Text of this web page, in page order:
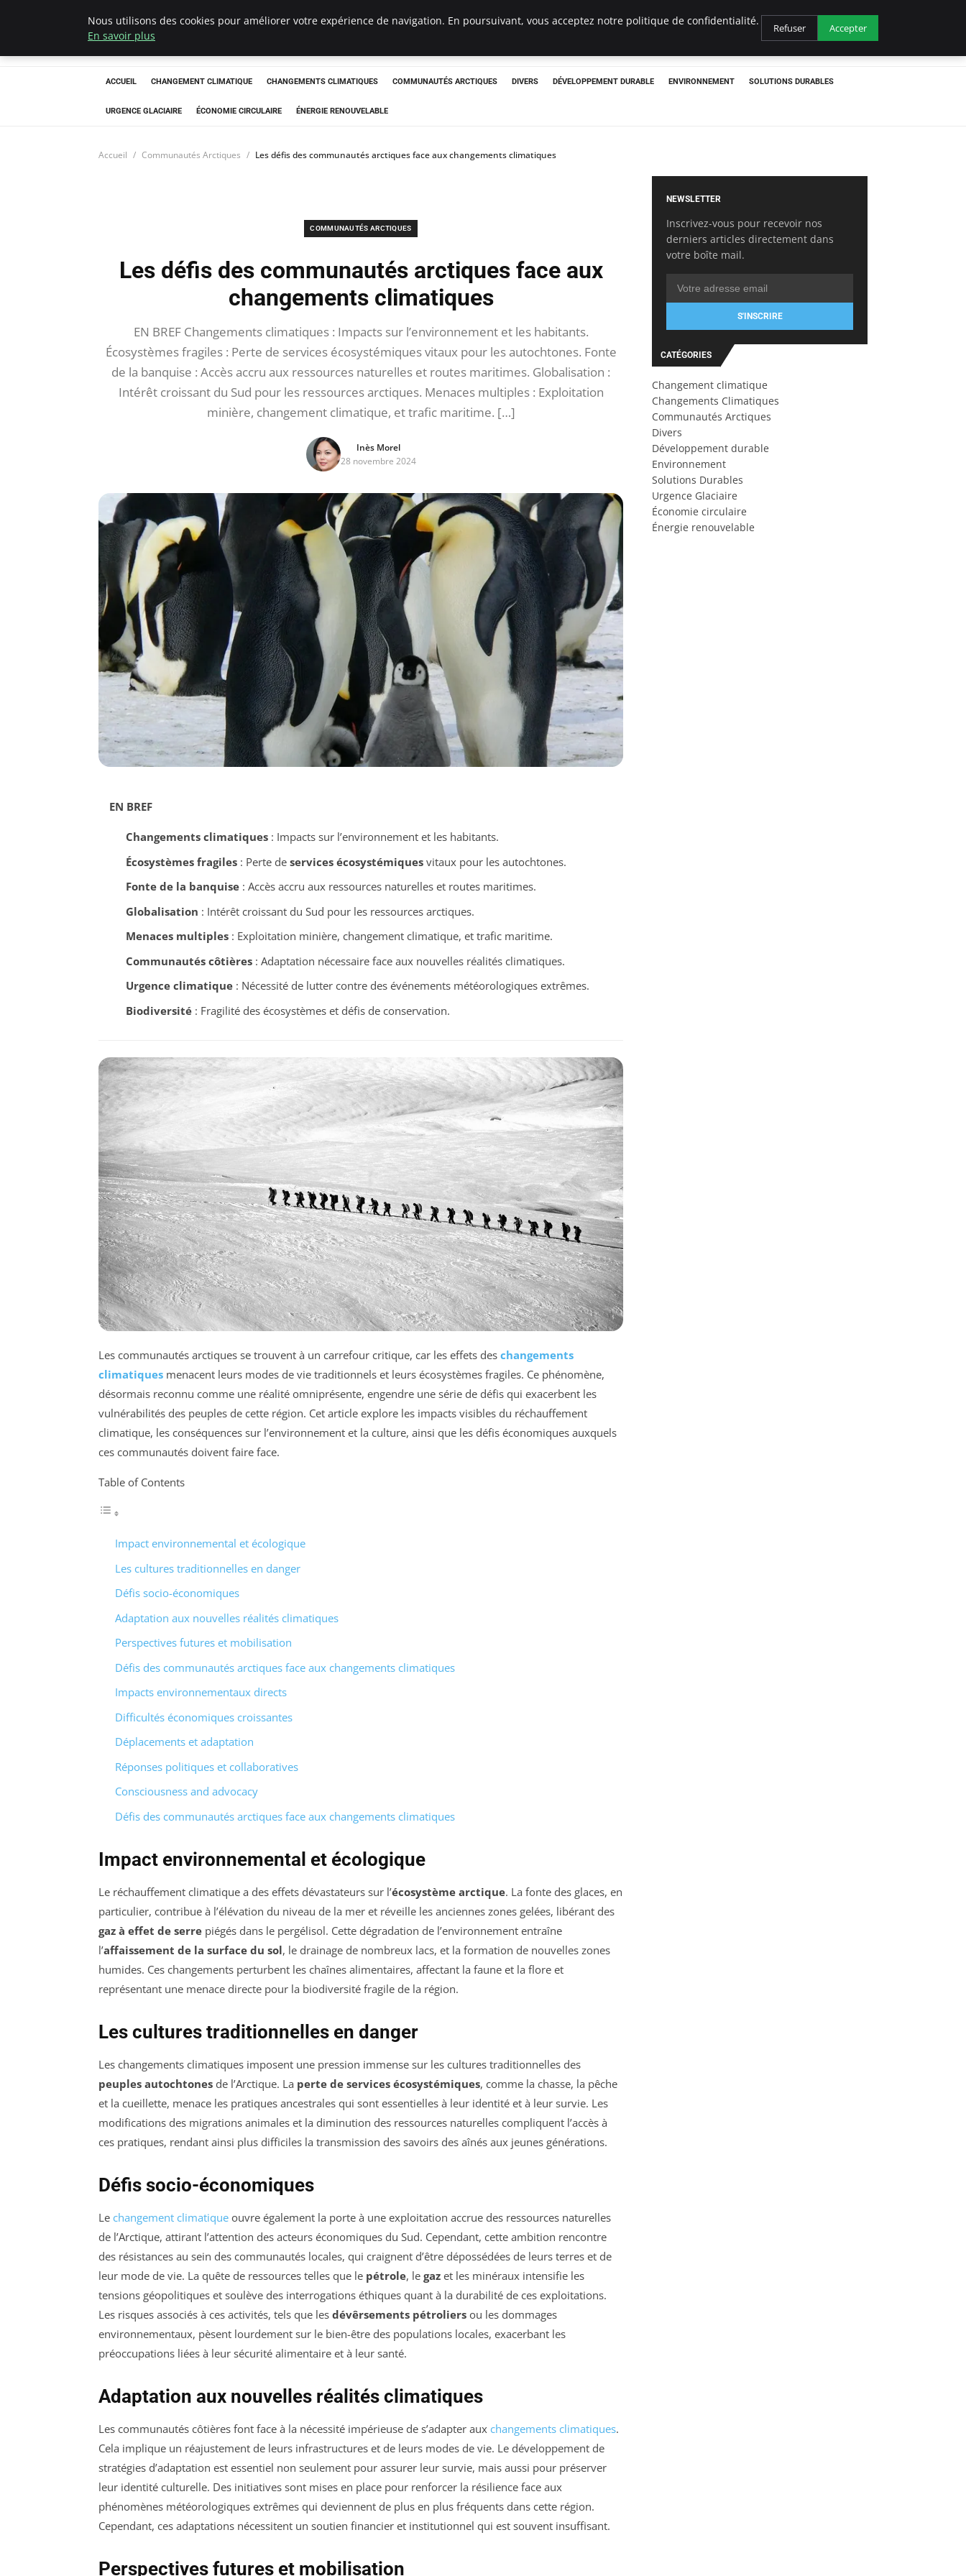
Arcticclimateemergency
ACCUEIL CHANGEMENT CLIMATIQUE CHANGEMENTS CLIMATIQUES COMMUNAUTÉS ARCTIQUES DIVERS DÉVELOPPEMENT DURABLE ENVIRONNEMENT SOLUTIONS DURABLES
URGENCE GLACIAIRE ÉCONOMIE CIRCULAIRE ÉNERGIE RENOUVELABLE
Accueil Communautés Arctiques Les défis des communautés arctiques face aux changements climatiques
COMMUNAUTÉS ARCTIQUES
Les défis des communautés arctiques face aux
changements climatiques
EN BREF Changements climatiques : Impacts sur l’environnement et les habitants.
Écosystèmes fragiles : Perte de services écosystémiques vitaux pour les autochtones. Fonte
de la banquise : Accès accru aux ressources naturelles et routes maritimes. Globalisation :
Intérêt croissant du Sud pour les ressources arctiques. Menaces multiples : Exploitation
minière, changement climatique, et trafic maritime. […]
Inès Morel
28 novembre 2024
EN BREF
Changements climatiques: Impacts sur l’environnement et les habitants.
Écosystèmes fragiles: Perte de services écosystémiquesvitaux pour les autochtones.
Fonte de la banquise: Accès accru aux ressources naturelles et routes maritimes.
Globalisation : Intérêt croissant du Sud pour les ressources arctiques.
Menaces multiples: Exploitation minière, changement climatique, et trafic maritime.
Communautés côtières: Adaptation nécessaire face aux nouvelles réalités climatiques.
Urgence climatique: Nécessité de lutter contre des événements météorologiques extrêmes.
Biodiversité: Fragilité des écosystèmes et défis de conservation.
Les communautés arctiques se trouvent à un carrefour critique, car les effets des changements
climatiques menacent leurs modes de vie traditionnels et leurs écosystèmes fragiles. Ce phénomène,
désormais reconnu comme une réalité omniprésente, engendre une série de défis qui exacerbent les
vulnérabilités des peuples de cette région. Cet article explore les impacts visibles du réchauffement
climatique, les conséquences sur l’environnement et la culture, ainsi que les défis économiques auxquels
ces communautés doivent faire face.
Table of Contents
Impact environnemental et écologique
Les cultures traditionnelles en danger
Défis socio-économiques
Adaptation aux nouvelles réalités climatiques
Perspectives futures et mobilisation
Défis des communautés arctiques face aux changements climatiques
Impacts environnementaux directs
Difficultés économiques croissantes
Déplacements et adaptation
Réponses politiques et collaboratives
Consciousness and advocacy
Défis des communautés arctiques face aux changements climatiques
Impact environnemental et écologique
Le réchauffement climatique a des effets dévastateurs sur l’écosystème arctique. La fonte des glaces, en
particulier, contribue à l’élévation du niveau de la mer et réveille les anciennes zones gelées, libérant des
gaz à effet de serre piégés dans le pergélisol. Cette dégradation de l’environnement entraîne
l’affaissement de la surface du sol, le drainage de nombreux lacs, et la formation de nouvelles zones
humides. Ces changements perturbent les chaînes alimentaires, affectant la faune et la flore et
représentant une menace directe pour la biodiversité fragile de la région.
Les cultures traditionnelles en danger
Les changements climatiques imposent une pression immense sur les cultures traditionnelles des
peuples autochtones de l’Arctique. La perte de services écosystémiques, comme la chasse, la pêche
et la cueillette, menace les pratiques ancestrales qui sont essentielles à leur identité et à leur survie. Les
modifications des migrations animales et la diminution des ressources naturelles compliquent l’accès à
ces pratiques, rendant ainsi plus difficiles la transmission des savoirs des aînés aux jeunes générations.
Défis socio-économiques
Le changement climatique ouvre également la porte à une exploitation accrue des ressources naturelles
de l’Arctique, attirant l’attention des acteurs économiques du Sud. Cependant, cette ambition rencontre
des résistances au sein des communautés locales, qui craignent d’être dépossédées de leurs terres et de
leur mode de vie. La quête de ressources telles que le pétrole, le gaz et les minéraux intensifie les
tensions géopolitiques et soulève des interrogations éthiques quant à la durabilité de ces exploitations.
Les risques associés à ces activités, tels que les dévêrsements pétroliers ou les dommages
environnementaux, pèsent lourdement sur le bien-être des populations locales, exacerbant les
préoccupations liées à leur sécurité alimentaire et à leur santé.
Adaptation aux nouvelles réalités climatiques
Les communautés côtières font face à la nécessité impérieuse de s’adapter aux changements climatiques.
Cela implique un réajustement de leurs infrastructures et de leurs modes de vie. Le développement de
stratégies d’adaptation est essentiel non seulement pour assurer leur survie, mais aussi pour préserver
leur identité culturelle. Des initiatives sont mises en place pour renforcer la résilience face aux
phénomènes météorologiques extrêmes qui deviennent de plus en plus fréquents dans cette région.
Cependant, ces adaptations nécessitent un soutien financier et institutionnel qui est souvent insuffisant.
Perspectives futures et mobilisation
NEWSLETTER
Inscrivez-vous pour recevoir nos
derniers articles directement dans
votre boîte mail.
S'INSCRIRE
CATÉGORIES
Changement climatique
Changements Climatiques
Communautés Arctiques
Divers
Développement durable
Environnement
Solutions Durables
Urgence Glaciaire
Économie circulaire
Énergie renouvelable
Nous utilisons des cookies pour améliorer votre expérience de navigation. En poursuivant, vous acceptez notre politique de confidentialité.
En savoir plus
Refuser Accepter